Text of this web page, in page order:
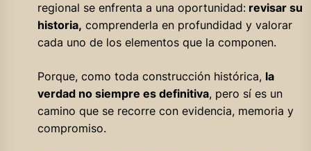
regional se enfrenta a una oportunidad:revisar su
historia, comprenderla en profundidad y valorar
cada uno de los elementos que la componen.
Porque, como toda construcción histórica, la
verdad no siempre es definitiva, pero sí es un
camino que se recorre con evidencia, memoria y
compromiso.